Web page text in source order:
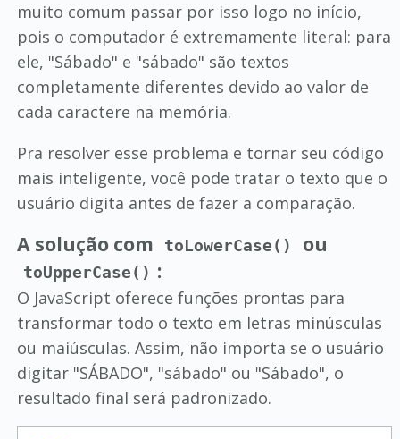
muito comum passar por isso logo no início,
pois o computador é extremamente literal: para
ele, "Sábado" e "sábado" são textos
completamente diferentes devido ao valor de
cada caractere na memória.
Pra resolver esse problema e tornar seu código
mais inteligente, você pode tratar o texto que o
usuário digita antes de fazer a comparação.
A solução com toLowerCase() ou
toUpperCase() :
O JavaScript oferece funções prontas para
transformar todo o texto em letras minúsculas
ou maiúsculas. Assim, não importa se o usuário
digitar "SÁBADO", "sábado" ou "Sábado", o
resultado final será padronizado.